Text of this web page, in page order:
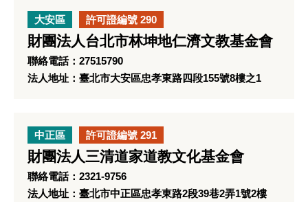
大安區 許可證編號 290
財團法人台北市林坤地仁濟文教基金會
聯絡電話：27515790
法人地址：臺北市大安區忠孝東路四段155號8樓之1
中正區 許可證編號 291
財團法人三清道家道教文化基金會
聯絡電話：2321-9756
法人地址：臺北市中正區忠孝東路2段39巷2弄1號2樓